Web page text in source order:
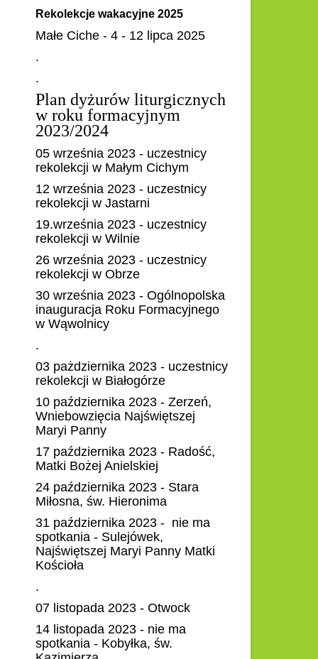
Rekolekcje wakacyjne 2025
Małe Ciche - 4 - 12 lipca 2025
.
.
Plan dyżurów liturgicznych
w roku formacyjnym
2023/2024
05 września 2023 - uczestnicy
rekolekcji w Małym Cichym
12 września 2023 - uczestnicy
rekolekcji w Jastarni
19.września 2023 - uczestnicy
rekolekcji w Wilnie
26 września 2023 - uczestnicy
rekolekcji w Obrze
30 września 2023 - Ogólnopolska
inauguracja Roku Formacyjnego
w Wąwolnicy
.
03 pażdziernika 2023 - uczestnicy
rekolekcji w Białogórze
10 października 2023 - Zerzeń,
Wniebowzięcia Najświętszej
Maryi Panny
17 października 2023 - Radość,
Matki Bożej Anielskiej
24 października 2023 - Stara
Miłosna, św. Hieronima
31 października 2023 - nie ma
spotkania - Sulejówek,
Najświętszej Maryi Panny Matki
Kościoła
.
07 listopada 2023 - Otwock
14 listopada 2023 - nie ma
spotkania - Kobyłka, św.